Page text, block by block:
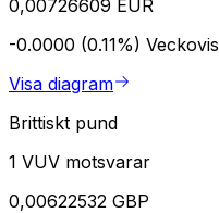
0,00726609 EUR
-0.0000 (0.11%) Veckovis
Visa diagram
Brittiskt pund
1 VUV motsvarar
0,00622532 GBP